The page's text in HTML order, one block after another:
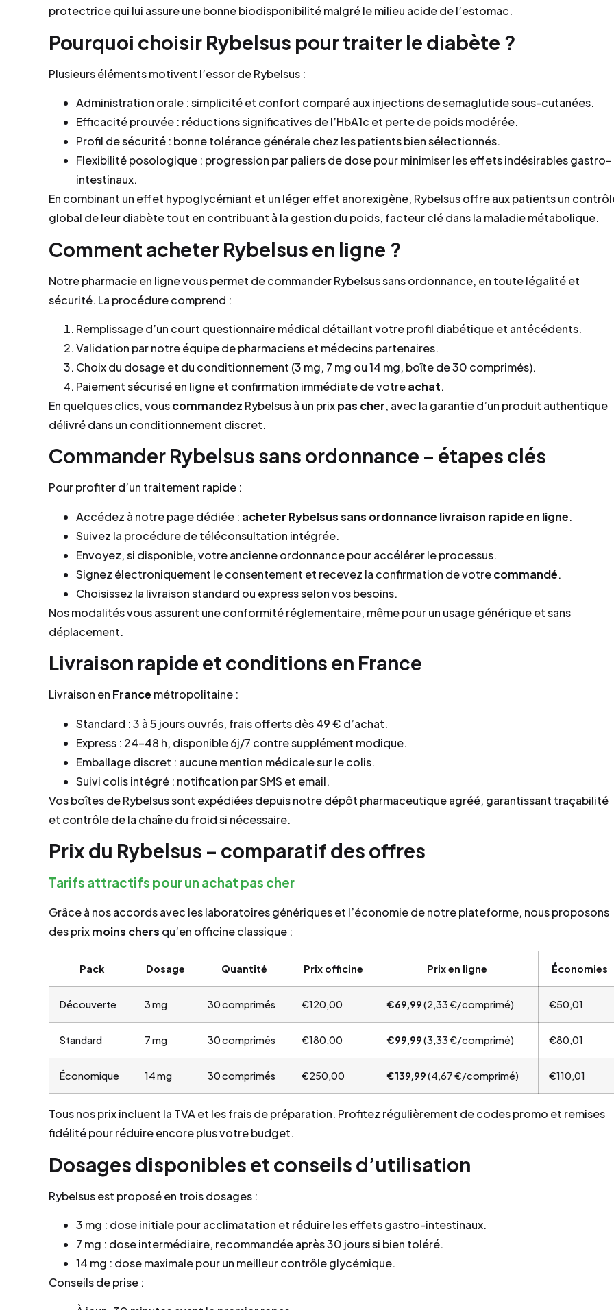
protectrice qui lui assure une bonne biodisponibilité malgré le milieu acide de l’estomac.
Pourquoi choisir Rybelsus pour traiter le diabète ?
Plusieurs éléments motivent l’essor de Rybelsus :
Administration orale : simplicité et confort comparé aux injections de semaglutide sous-cutanées.
Efficacité prouvée : réductions significatives de l’HbA1c et perte de poids modérée.
Profil de sécurité : bonne tolérance générale chez les patients bien sélectionnés.
Flexibilité posologique : progression par paliers de dose pour minimiser les effets indésirables gastro-
intestinaux.
En combinant un effet hypoglycémiant et un léger effet anorexigène, Rybelsus offre aux patients un
global de leur diabète tout en contribuant à la gestion du poids, facteur clé dans la maladie métabolique.
Comment acheter Rybelsus en ligne ?
Notre pharmacie en ligne vous permet de commander Rybelsus sans ordonnance, en toute légalité et
sécurité. La procédure comprend :
Remplissage d’un court questionnaire médical détaillant votre profil diabétique et antécédents.
Validation par notre équipe de pharmaciens et médecins partenaires.
Choix du dosage et du conditionnement (3 mg, 7 mg ou 14 mg, boîte de 30 comprimés).
Paiement sécurisé en ligne et confirmation immédiate de votreachat.
En quelques clics, vouscommandez Rybelsus à un prixpas cher, avec la garantie d’un produit authentique
délivré dans un conditionnement discret.
Commander Rybelsus sans ordonnance – étapes clés
Pour profiter d’un traitement rapide :
Accédez à notre page dédiée : acheter Rybelsus sans ordonnance livraison rapide en ligne.
Suivez la procédure de téléconsultation intégrée.
Envoyez, si disponible, votre ancienne ordonnance pour accélérer le processus.
Signez électroniquement le consentement et recevez la confirmation de votrecommandé.
Choisissez la livraison standard ou express selon vos besoins.
Nos modalités vous assurent une conformité réglementaire, même pour un usage générique et sans
déplacement.
Livraison rapide et conditions en France
Livraison en France métropolitaine :
Standard : 3 à 5 jours ouvrés, frais offerts dès 49 € d’achat.
Express : 24–48 h, disponible 6j/7 contre supplément modique.
Emballage discret : aucune mention médicale sur le colis.
Suivi colis intégré : notification par SMS et email.
Vos boîtes de Rybelsus sont expédiées depuis notre dépôt pharmaceutique agréé, garantissant traçabilité
et contrôle de la chaîne du froid si nécessaire.
Prix du Rybelsus – comparatif des offres
Tarifs attractifs pour un achat pas cher
Grâce à nos accords avec les laboratoires génériques et l’économie de notre plateforme, nous proposons
des prixmoins chers qu’en officine classique :
Pack Dosage Quantité Prix officine Prix en ligne Économies
Découverte 3 mg 30 comprimés €120,00 €69,99(2,33 €/comprimé) €50,01
Standard 7 mg 30 comprimés €180,00 €99,99(3,33 €/comprimé) €80,01
Économique 14 mg 30 comprimés €250,00 €139,99(4,67 €/comprimé) €110,01
Tous nos prix incluent la TVA et les frais de préparation. Profitez régulièrement de codes promo et remises
fidélité pour réduire encore plus votre budget.
Dosages disponibles et conseils d’utilisation
Rybelsus est proposé en trois dosages :
3 mg : dose initiale pour acclimatation et réduire les effets gastro-intestinaux.
7 mg : dose intermédiaire, recommandée après 30 jours si bien toléré.
14 mg : dose maximale pour un meilleur contrôle glycémique.
Conseils de prise :